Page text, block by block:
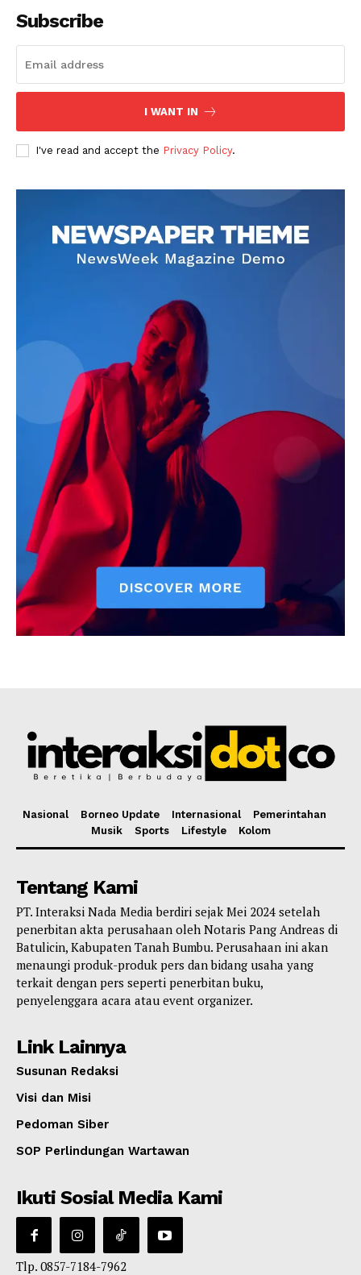
Subscribe
I WANT IN
I've read and accept the Privacy Policy.
Nasional Borneo Update Internasional
Pemerintahan
Musik
Sports Lifestyle Kolom
Tentang Kami
PT. Interaksi Nada Media berdiri sejak Mei 2024 setelah
penerbitan akta perusahaan oleh Notaris Pang Andreas di
Batulicin, Kabupaten Tanah Bumbu. Perusahaan ini akan
menaungi produk-produk pers dan bidang usaha yang
terkait dengan pers seperti penerbitan buku,
penyelenggara acara atau event organizer.
Link Lainnya
Susunan Redaksi
Visi dan Misi
Pedoman Siber
SOP Perlindungan Wartawan
Ikuti Sosial Media Kami
Tlp. 0857-7184-7962